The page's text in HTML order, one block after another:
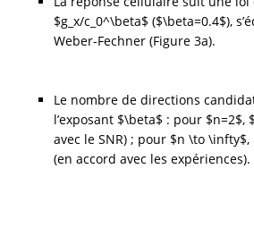
$g_x/c_0^\beta$ ($\beta=0.4$),
Weber-Fechner (Figure 3a).
Le nombre de directions
l’exposant $\beta$ : pour $n=2$,
avec le SNR) ; pour $n \to
(en accord avec les expériences).